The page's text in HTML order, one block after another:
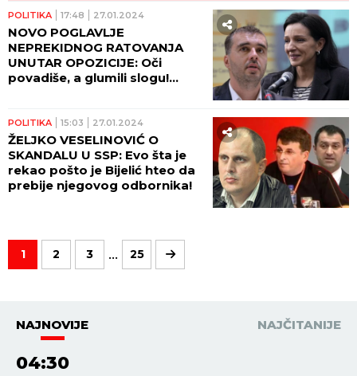
POLITIKA 17:48 27.01.2024
NOVO POGLAVLJE
NEPREKIDNOG RATOVANJA
UNUTAR OPOZICIJE: Oči
povadiše, a glumili slogu!
POLITIKA 15:03 27.01.2024
ŽELJKO VESELINOVIĆ O
SKANDALU U SSP: Evo šta je
rekao pošto je Bijelić hteo da
prebije njegovog odbornika!
1 2 3 ... 25
NAJNOVIJE NAJČITANIJE
04:30